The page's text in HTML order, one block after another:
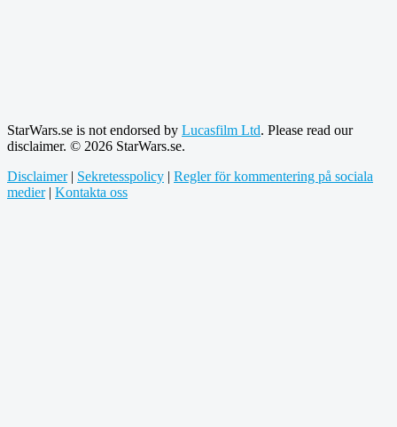
StarWars.se is not endorsed by Lucasfilm Ltd. Please read our
disclaimer. © 2026 StarWars.se.
Disclaimer| Sekretesspolicy | Regler för kommentering på sociala
medier| Kontakta oss